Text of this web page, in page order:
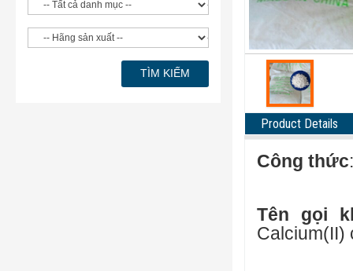
Product Details
Công thức
Tên gọi
Calcium(II)